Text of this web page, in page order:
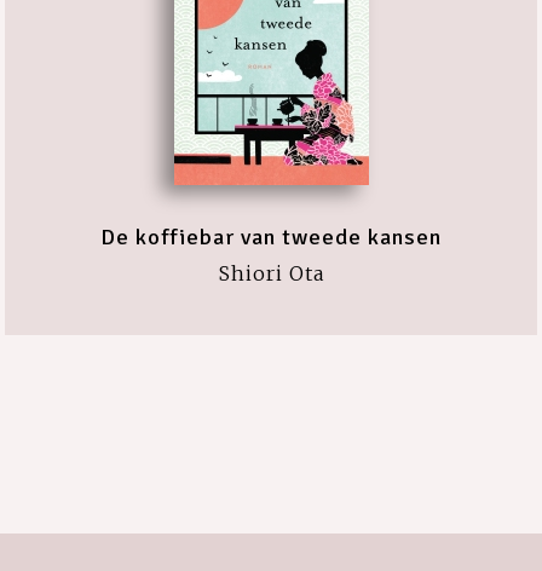
De koffiebar van tweede kansen
Shiori Ota